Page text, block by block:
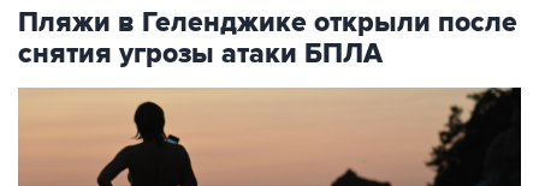
Пляжи в Геленджике открыли после
снятия угрозы атаки БПЛА